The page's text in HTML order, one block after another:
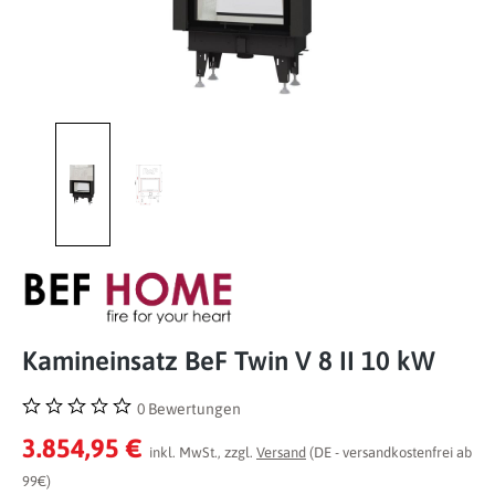
Kamineinsatz BeF Twin V 8 II 10 kW
Durchschnittliche Bewertung von 0 von 5 Sternen
0 Bewertungen
3.854,95 € inkl. MwSt., zzgl. Versand (DE - versandkostenfrei ab
99€)